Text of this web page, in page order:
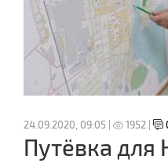
24.09.2020, 09:05 | 1952 |
Путёвка для